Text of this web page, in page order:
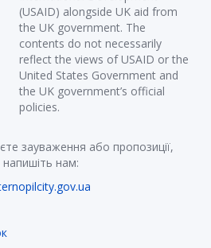
(USAID) alongside UK aid from
the UK government. The
contents do not necessarily
reflect the views of USAID or the
United States Government and
the UK government’s official
policies.
зауваження або пропозиції,
нам: